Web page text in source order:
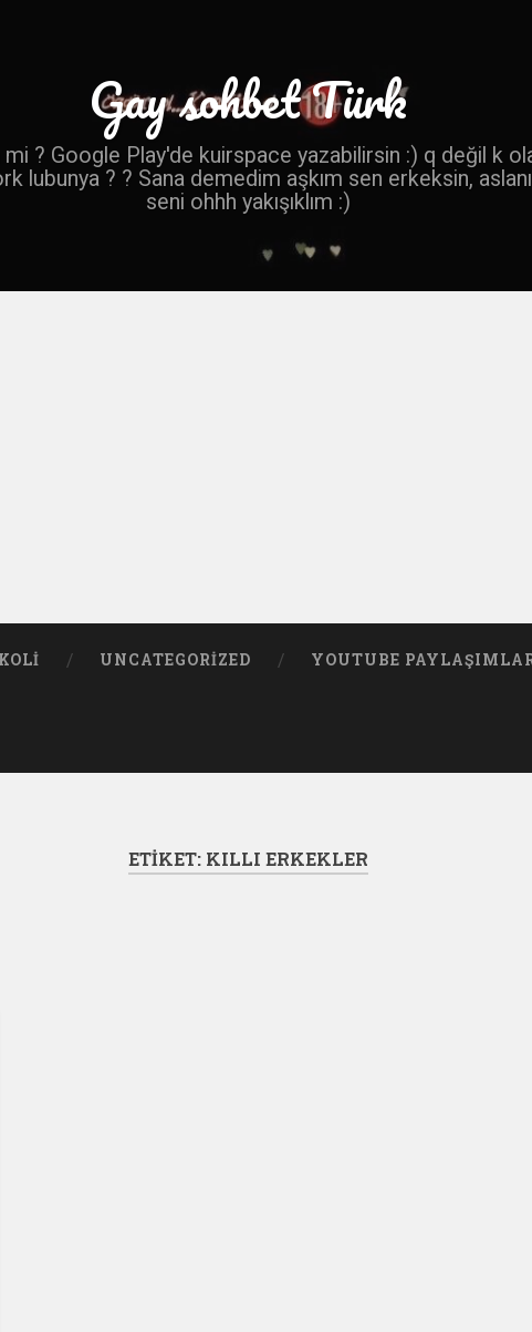
Gay sohbet Türk
? Google Play'de kuirspace yazabilirsin :) q değil k
lubunya ? ? Sana demedim aşkım sen erkeksin,
seni ohhh yakışıklım :)
UNCATEGORIZED YOUTUBE
ETIKET: KILLI ERKEKLER